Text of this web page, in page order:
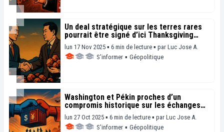
Un deal stratégique sur les terres rares
pourrait être signé d’ici Thanksgiving
selon le Trésor US
lun 17 Nov 2025 ▪ 6 min de lecture ▪ par Luc Jose A.
S'informer ▪ Géopolitique
Washington et Pékin proches d’un
compromis historique sur les échanges
commerciaux
lun 27 Oct 2025 ▪ 6 min de lecture ▪ par Luc Jose A.
S'informer ▪ Géopolitique